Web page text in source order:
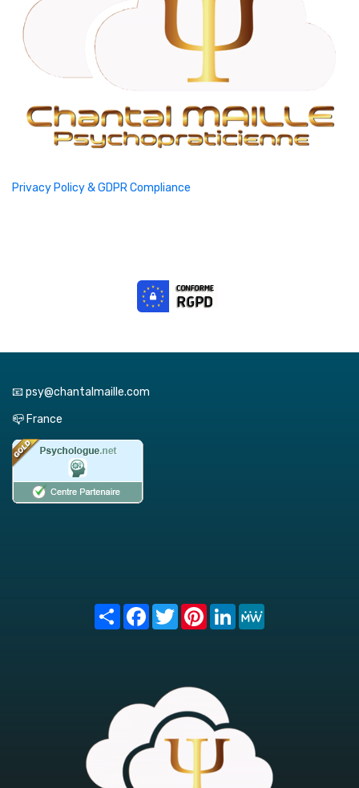
Privacy Policy & GDPR Compliance
📧 psy@chantalmaille.com
📪 France
Share FacebookTwitterPinterest
LinkedIn